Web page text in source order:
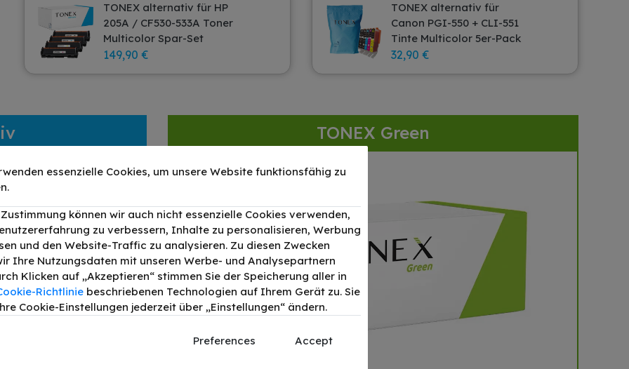
TONEX alternativ für HP
205A / CF530-533A Toner
Multicolor Spar-Set
149,90 €
TONEX alternativ für
Canon PGI-550 + CLI-551
Tinte Multicolor 5er-Pack
32,90 €
TONEX Green
essenzielle Cookies, um unsere Website funktionsfähig zu
können wir auch nicht essenzielle Cookies verwenden,
zu verbessern, Inhalte zu personalisieren, Werbung
und den Website-Traffic zu analysieren. Zu diesen Zwecken
Ihre Nutzungsdaten mit unseren Werbe- und Analysepartnern
Klicken auf „Akzeptieren“ stimmen Sie der Speicherung aller in
Richtlinie beschriebenen Technologien auf Ihrem Gerät zu. Sie
Cookie-Einstellungen jederzeit über „Einstellungen“ ändern.
Preferences Accept